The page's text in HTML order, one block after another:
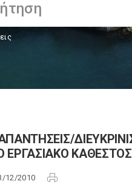
ΕΡΓΑΣΙΑΚΟ ΚΑΘΕΣΤΟΣ
12/2010